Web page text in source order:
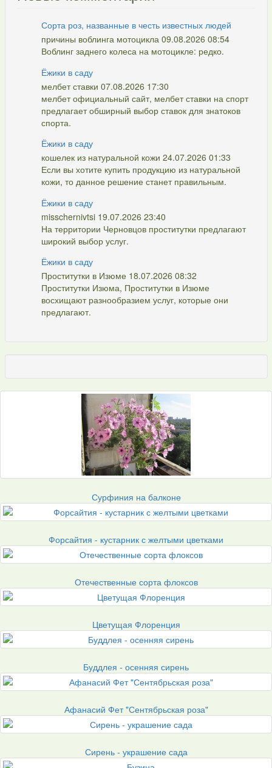
Сорта роз, названные в честь известных людей
причины воблинга мотоцикла 09.08.2026 08:54
Воблинг заднего колеса на мотоцикле: редко.
Ёжики в саду
мелбет ставки 07.08.2026 17:30
мелбет официальный сайт, мелбет ставки на спорт
предлагает обширный выбор ставок для знатоков
спорта.
Ёжики в саду
кошелек из натуральной кожи 24.07.2026 01:33
Если вы хотите купить продукцию из натуральной
кожи, то данное решение станет правильным.
Ёжики в саду
misschernivtsi 19.07.2026 23:40
На территории Черновцов проститутки предлагают
широкий выбор услуг.
Ёжики в саду
Проститутки в Изюме 18.07.2026 08:32
Проститутки Изюма, Проститутки в Изюме
восхищают разнообразием услуг, которые они
предлагают.
Сурфиния на балконе
Форсайтия - кустарник с желтыми цветками
Отечественные сорта флоксов
Цветущая Флоренция
Буддлея - осенняя сирень
Афанасий Фет "Сентябрьская роза"
Сирень - украшение сада